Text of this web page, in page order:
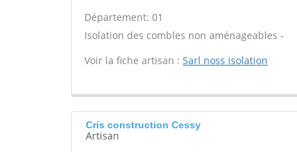
Département: 01
Isolation des combles non aménageables -
Voir la fiche artisan : Sarl noss isolation
Cris construction Cessy
Artisan